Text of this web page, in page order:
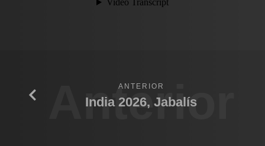
Anterior
ANTERIOR
India 2026, Jabalís